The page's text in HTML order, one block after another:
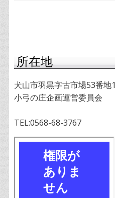
所在地
犬山市羽黒字古市場53番地1
小弓の庄企画運営委員会
TEL:0568-68-3767